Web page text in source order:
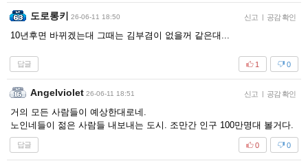
도로롱키 26-06-11 18:50 신고 공감 확인
10년후면 바뀌겠는대 그때는 김부겸이 없을꺼 같은대...
답글 0
1
Angelviolet 26-06-11 18:51 신고 공감 확인
거의 모든 사람들이 예상한대로네.
노인네들이 젊은 사람들 내보내는 도시. 조만간 인구 100만명대 볼거다.
답글 0
0